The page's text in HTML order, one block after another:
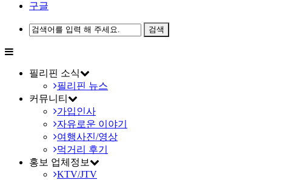
구글
필리핀 소식
필리핀 뉴스
커뮤니티
가입인사
자유로운 이야기
여행사진/영상
먹거리 후기
홍보 업체정보
KTV/JTV